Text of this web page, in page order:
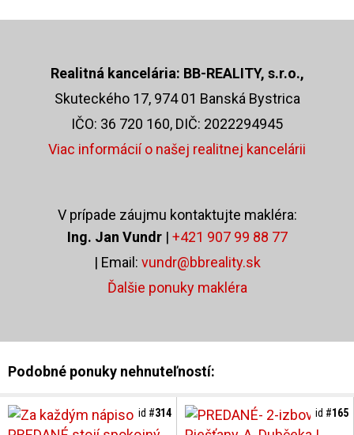
Realitná kancelária: BB-REALITY, s.r.o.,
Skuteckého 17, 974 01 Banská Bystrica
IČO: 36 720 160, DIČ: 2022294945
Viac informácií o našej realitnej kancelárii
V prípade záujmu kontaktujte makléra:
Ing. Jan Vundr| +421 907 99 88 77
| Email: vundr@bbreality.sk
Ďalšie ponuky makléra
Podobné ponuky nehnuteľností:
id #314 id #165